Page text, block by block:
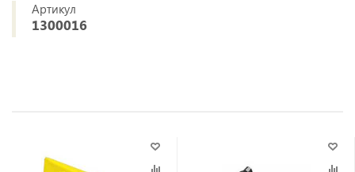
Артикул
1300016